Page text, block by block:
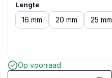
Lengte
16 mm 20 mm 25 mm
Op voorraad